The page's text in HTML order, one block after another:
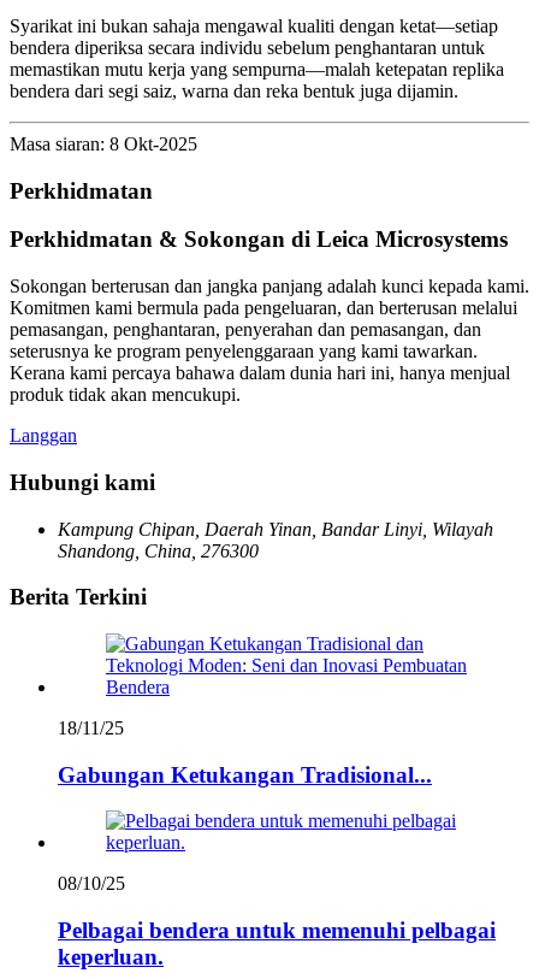
Syarikat ini bukan sahaja mengawal kualiti dengan ketat—setiap
bendera diperiksa secara individu sebelum penghantaran untuk
memastikan mutu kerja yang sempurna—malah ketepatan replika
bendera dari segi saiz, warna dan reka bentuk juga dijamin.
Masa siaran: 8 Okt-2025
Perkhidmatan
Perkhidmatan & Sokongan di Leica Microsystems
Sokongan berterusan dan jangka panjang adalah kunci kepada kami.
Komitmen kami bermula pada pengeluaran, dan berterusan melalui
pemasangan, penghantaran, penyerahan dan pemasangan, dan
seterusnya ke program penyelenggaraan yang kami tawarkan.
Kerana kami percaya bahawa dalam dunia hari ini, hanya menjual
produk tidak akan mencukupi.
Langgan
Hubungi kami
Kampung Chipan, Daerah Yinan, Bandar Linyi, Wilayah
Shandong, China, 276300
Berita Terkini
18/11/25
Gabungan Ketukangan Tradisional...
08/10/25
Pelbagai bendera untuk memenuhi pelbagai
keperluan.